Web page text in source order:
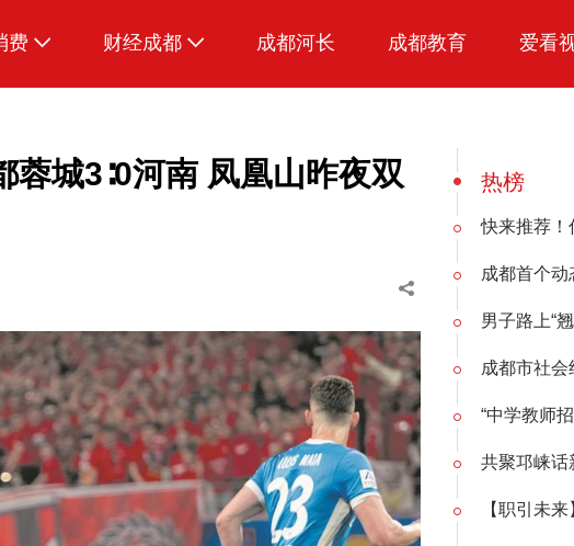
费 财经成都 成都河长 成都教育 爱看
城3∶0河南 凤凰山昨夜双 热榜
快来推荐！
成都首个
男子路上“
成都市社
“中学教师
共聚邛崃话
【职引未